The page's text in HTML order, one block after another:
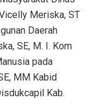
Meriska, ST
Daerah
SE, M. I. Kom
pada
MM Kabid
Kab.